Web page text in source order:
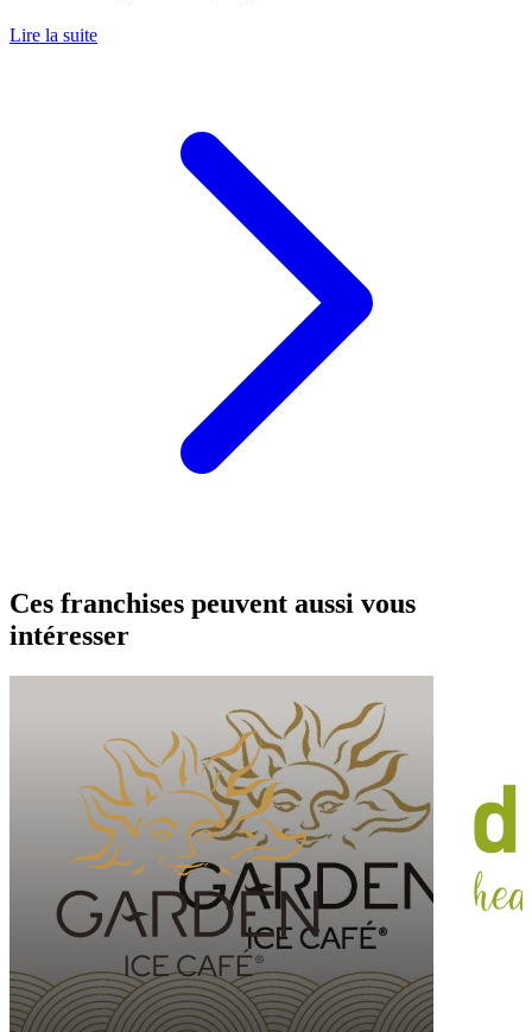
Lire la suite
Ces franchises peuvent aussi vous
intéresser